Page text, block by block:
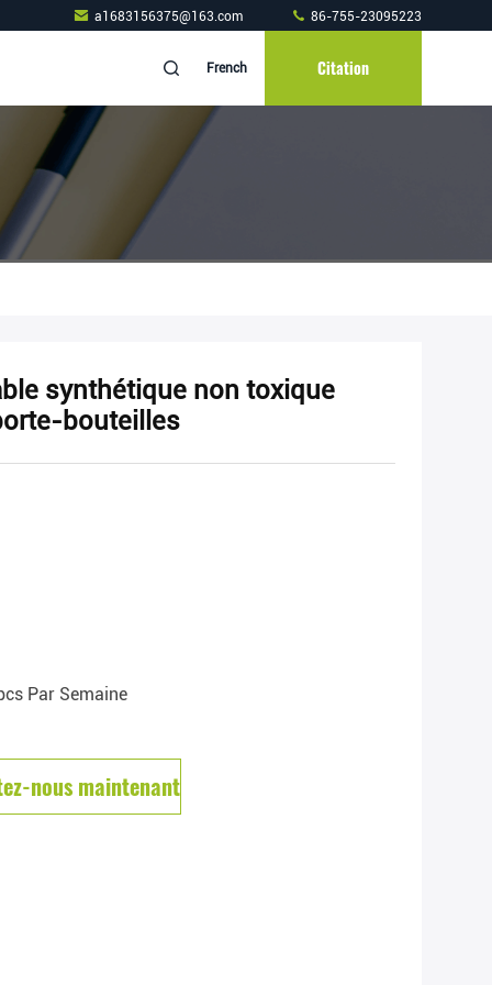
a1683156375@163.com 86-755-23095223
French Citation
synthétique non toxique
bouteilles
Par Semaine
nous maintenant